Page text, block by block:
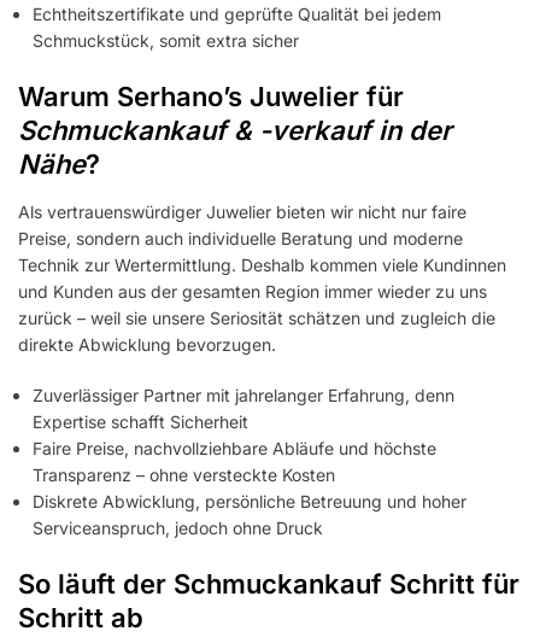
Echtheitszertifikate und geprüfte Qualität bei jedem
Schmuckstück, somit extra sicher
Warum Serhano’s Juwelier für
Schmuckankauf & -verkauf in der
Nähe?
Als vertrauenswürdiger Juwelier bieten wir nicht nur faire
Preise, sondern auch individuelle Beratung und moderne
Technik zur Wertermittlung. Deshalb kommen viele Kundinnen
und Kunden aus der gesamten Region immer wieder zu uns
zurück – weil sie unsere Seriosität schätzen und zugleich die
direkte Abwicklung bevorzugen.
Zuverlässiger Partner mit jahrelanger Erfahrung, denn
Expertise schafft Sicherheit
Faire Preise, nachvollziehbare Abläufe und höchste
Transparenz – ohne versteckte Kosten
Diskrete Abwicklung, persönliche Betreuung und hoher
Serviceanspruch, jedoch ohne Druck
So läuft der Schmuckankauf Schritt für
Schritt ab